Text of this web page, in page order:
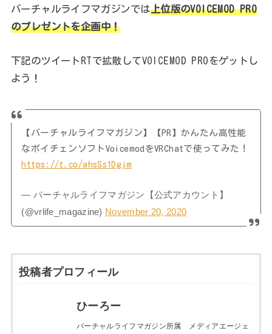
バーチャルライフマガジンでは上位版のVOICEMOD PRO
のプレゼントを企画中！
下記のツイートRTで拡散してVOICEMOD PROをゲットし
よう！
【バーチャルライフマガジン】【PR】かんたん高性能
なボイチェンソフトVoicemodをVRChatで使ってみた！
https://t.co/ahsSs1Dgjm
— バーチャルライフマガジン【公式アカウント】
(@vrlife_magazine) November 20, 2020
投稿者プロフィール
ひーろー
バーチャルライフマガジン所属 メディアエージェ